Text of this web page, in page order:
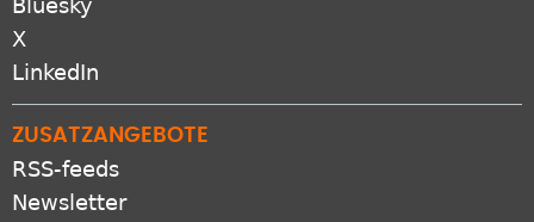
Bluesky
X
LinkedIn
ZUSATZANGEBOTE
RSS-feeds
Newsletter